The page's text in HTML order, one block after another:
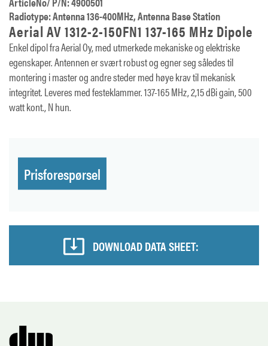
Radiotype: Antenna 136-400MHz, Antenna Base Station
Aerial AV 1312-2-150FN1 137-165 MHz Dipole
Enkel dipol fra Aerial Oy, med utmerkede mekaniske og elektriske
egenskaper. Antennen er svært robust og egner seg således til
montering i master og andre steder med høye krav til mekanisk
integritet. Leveres med festeklammer. 137-165 MHz, 2,15 dBi gain, 500
watt kont., N hun.
Prisforespørsel
DOWNLOAD DATA SHEET: